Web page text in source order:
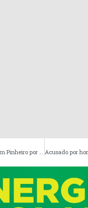
Psicólogos é preso em Pinheiro por estupro de vulnerável